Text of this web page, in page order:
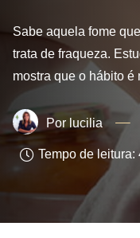
Sabe aquela fome
trata de fraqueza.
mostra que o hábito
lucilia
Tempo de leitura: